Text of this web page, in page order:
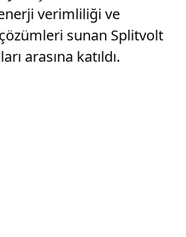
verimliliği ve
sunan Splitvolt
arasına katıldı.